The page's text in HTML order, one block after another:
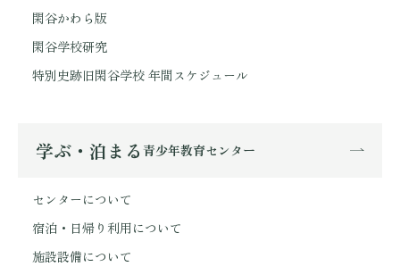
閑谷かわら版
閑谷学校研究
特別史跡旧閑谷学校 年間スケジュール
学ぶ・泊まる 青少年教育センター
センターについて
宿泊・日帰り利用について
施設設備について